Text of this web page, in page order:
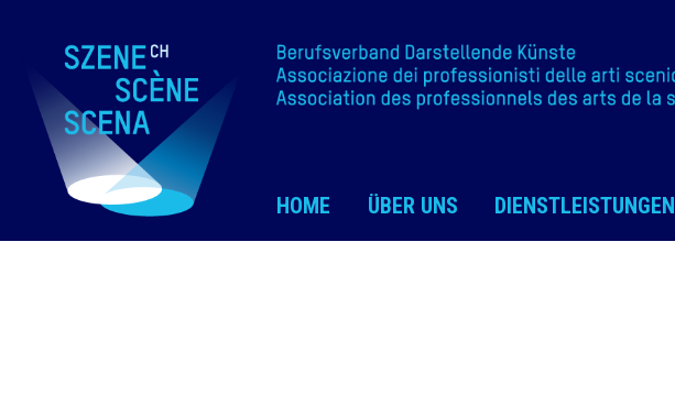
HOME ÜBER UNS DIENSTLEISTUNGEN